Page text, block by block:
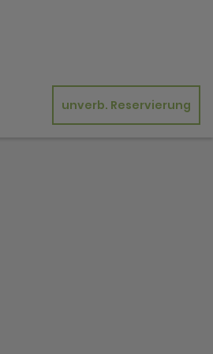
unverb. Reservierung